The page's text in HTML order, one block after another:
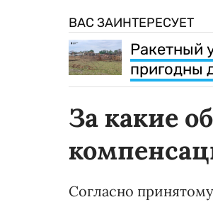
ВАС ЗАИНТЕРЕСУЕТ
Ракетный
пригодны
За какие
Согласно